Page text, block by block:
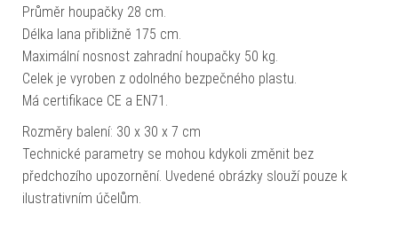
Průměr houpačky 28 cm.
Délka lana přibližně 175 cm.
Maximální nosnost zahradní houpačky 50 kg.
Celek je vyroben z odolného bezpečného plastu.
Má certifikace CE a EN71.
Rozměry balení: 30 x 30 x 7 cm
Technické parametry se mohou kdykoli změnit bez
předchozího upozornění. Uvedené obrázky slouží pouze k
ilustrativním účelům.